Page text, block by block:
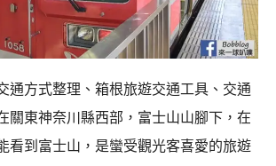
通方式整理、箱根旅遊交通工具、交通
關東神奈川縣西部，富士山山腳下，在
看到富士山，是蠻受觀光客喜愛的旅遊